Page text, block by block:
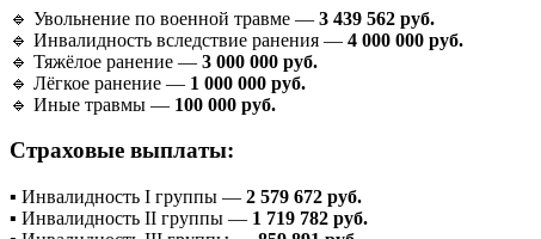
🔹 Увольнение по военной травме — 3 439 562 руб.
🔹 Инвалидность вследствие ранения — 4 000 000 руб.
🔹 Тяжёлое ранение — 3 000 000 руб.
🔹 Лёгкое ранение — 1 000 000 руб.
🔹 Иные травмы — 100 000 руб.
Страховые выплаты:
▪️ Инвалидность I группы — 2 579 672 руб.
▪️ Инвалидность II группы — 1 719 782 руб.